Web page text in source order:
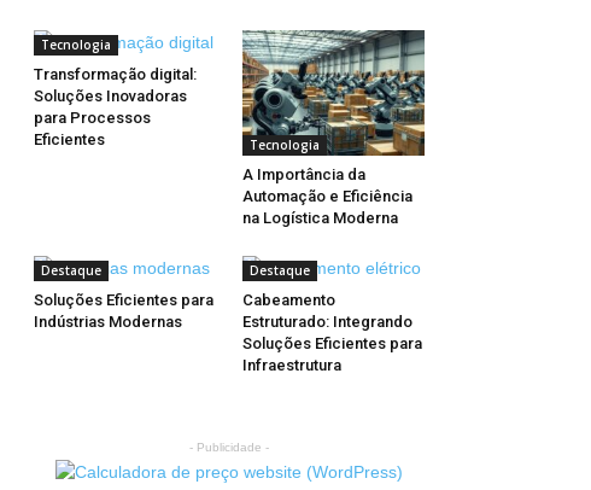
Tecnologia
Transformação digital:
Soluções Inovadoras
para Processos
Eficientes
Tecnologia
A Importância da
Automação e Eficiência
na Logística Moderna
Destaque
Soluções Eficientes para
Indústrias Modernas
Destaque
Cabeamento
Estruturado: Integrando
Soluções Eficientes para
Infraestrutura
- Publicidade -